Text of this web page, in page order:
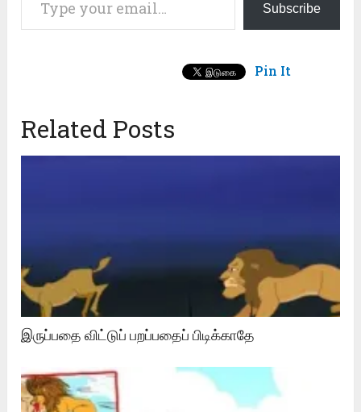
Subscribe
Pin It
Related Posts
இருப்பதை விட்டுப் பறப்பதைப் பிடிக்காதே